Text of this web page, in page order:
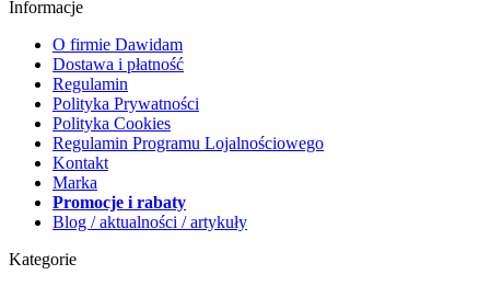
Informacje
O firmie Dawidam
Dostawa i płatność
Regulamin
Polityka Prywatności
Polityka Cookies
Regulamin Programu Lojalnościowego
Kontakt
Marka
Promocje i rabaty
Blog / aktualności / artykuły
Kategorie